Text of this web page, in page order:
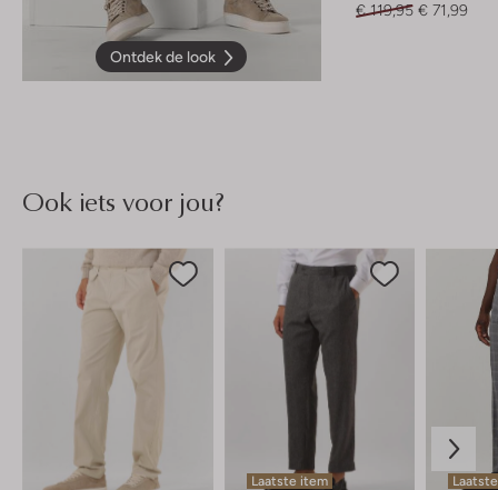
Ontdek de look
€ 119,95 € 71,99
Ook iets voor jou?
Laatste item